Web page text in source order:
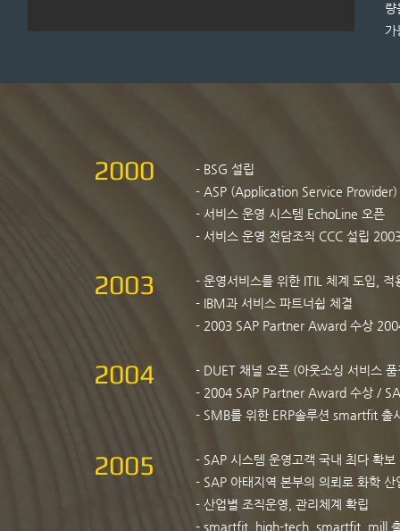
량
가
2000
2003
2004
2005
- BSG 설립
- ASP (Application Service Provider)
- 서비스 운영 시스템 EchoLine 오픈
- 서비스 운영 전담조직 CCC 설립
- 운영서비스를 위한 ITIL 체계 도입,
- IBM과 서비스 파트너쉽 체결
- 2003 SAP Partner Award 수상
- DUET 채널 오픈 (아웃소싱 서비스
- 2004 SAP Partner Award 수상 /
- SMB를 위한 ERP솔루션 smartfit 출
- SAP 시스템 운영고객 국내 최다 확보
- SAP 아태지역 본부의 의뢰로 화학
- 산업별 조직운영, 관리체계 확립
- smartfit_high-tech, smartfit_mill